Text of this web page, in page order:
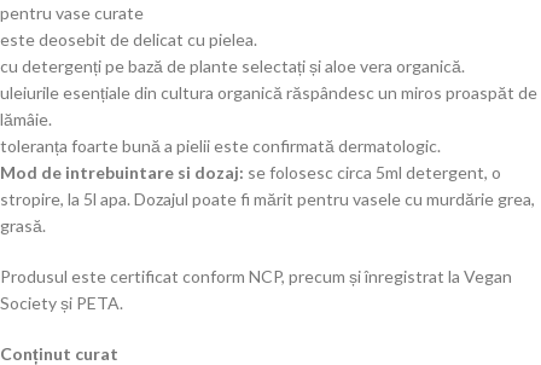
pentru vase curate
este deosebit de delicat cu pielea.
cu detergenți pe bază de plante selectați și aloe vera organică.
uleiurile esențiale din cultura organică răspândesc un miros proaspăt de
lămâie.
toleranța foarte bună a pielii este confirmată dermatologic.
Mod de intrebuintare si dozaj: se folosesc circa 5ml detergent, o
stropire, la 5l apa. Dozajul poate fi mărit pentru vasele cu murdărie grea,
grasă.
Produsul este certificat conform NCP, precum și înregistrat la Vegan
Society și PETA.
Conținut curat